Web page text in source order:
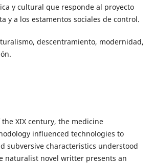
y cultural que responde al proyecto
y a los estamentos sociales de control.
descentramiento, modernidad,
XIX century, the medicine
influenced technologies to
subversive characteristics understood
naturalist novel writter presents an